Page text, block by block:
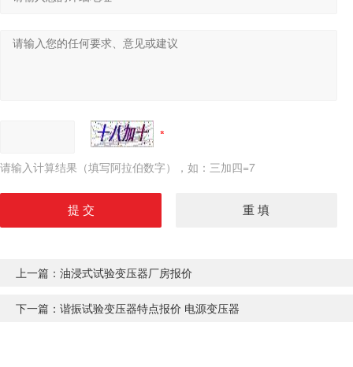
请输入计算结果（填写阿拉伯数字），如：三加四=7
上一篇： 油浸式试验变压器厂房报价
下一篇： 谐振试验变压器特点报价 电源变压器